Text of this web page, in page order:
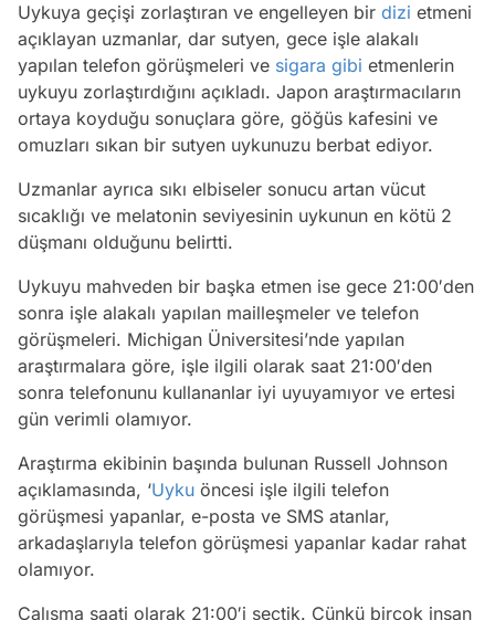
Uykuya geçişi zorlaştıran ve engelleyen bir dizi etmeni
açıklayan uzmanlar, dar sutyen, gece işle alakalı
yapılan telefon görüşmeleri ve sigara gibi etmenlerin
uykuyu zorlaştırdığını açıkladı. Japon araştırmacıların
ortaya koyduğu sonuçlara göre, göğüs kafesini ve
omuzları sıkan bir sutyen uykunuzu berbat ediyor.
Uzmanlar ayrıca sıkı elbiseler sonucu artan vücut
sıcaklığı ve melatonin seviyesinin uykunun en kötü 2
düşmanı olduğunu belirtti.
Uykuyu mahveden bir başka etmen ise gece 21:00′den
sonra işle alakalı yapılan mailleşmeler ve telefon
görüşmeleri. Michigan Üniversitesi’nde yapılan
araştırmalara göre, işle ilgili olarak saat 21:00′den
sonra telefonunu kullananlar iyi uyuyamıyor ve ertesi
gün verimli olamıyor.
Araştırma ekibinin başında bulunan Russell Johnson
açıklamasında, ‘Uyku öncesi işle ilgili telefon
görüşmesi yapanlar, e-posta ve SMS atanlar,
arkadaşlarıyla telefon görüşmesi yapanlar kadar rahat
olamıyor.
Çalışma saati olarak 21:00′i seçtik. Çünkü birçok insan